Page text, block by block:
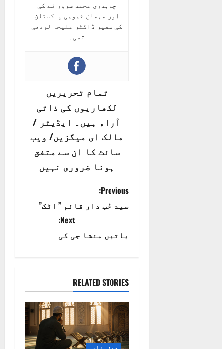
چوہدری محمد سرور نے کی
اور مہمان خصوصی پاکستان
کی سفیر ڈاکٹر ملیحہ لودھی
تھی۔
تمام تحریریں
لکھاریوں کی ذاتی
آراء ہیں۔ ایڈیٹر /
مالک ای میگزین/ ویب
سائٹ کا ان سے متفق
ہونا ضروری نہیں
P
o
s
n
a
v
i
Previous:
سید حُب دار قائم ” اٹک”
Next:
باتیں منشا جی کی
RELATED STORIES
دبئی نامہ